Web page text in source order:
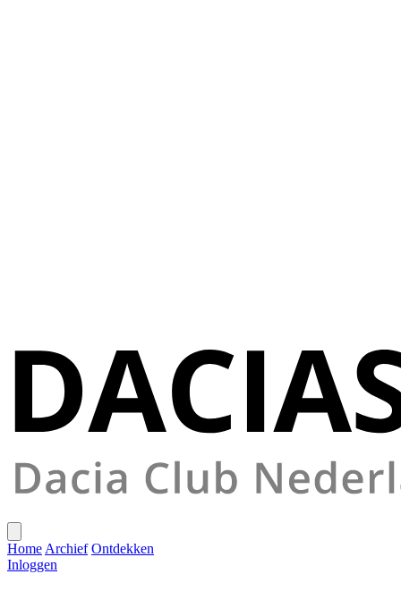
Home Archief Ontdekken
Inloggen